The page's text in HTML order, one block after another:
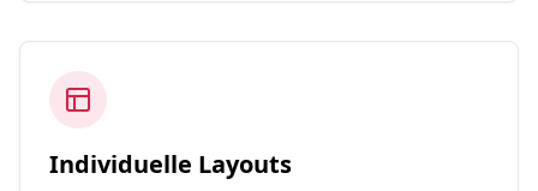
Individuelle Layouts